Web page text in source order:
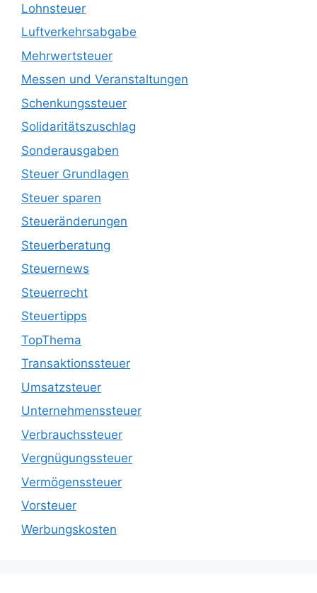
Lohnsteuer
Luftverkehrsabgabe
Mehrwertsteuer
Messen und Veranstaltungen
Schenkungssteuer
Solidaritätszuschlag
Sonderausgaben
Steuer Grundlagen
Steuer sparen
Steueränderungen
Steuerberatung
Steuernews
Steuerrecht
Steuertipps
TopThema
Transaktionssteuer
Umsatzsteuer
Unternehmenssteuer
Verbrauchssteuer
Vergnügungssteuer
Vermögenssteuer
Vorsteuer
Werbungskosten